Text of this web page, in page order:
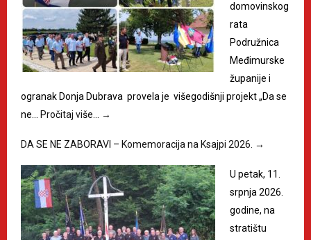
domovinskog
rata
Podružnica
Međimurske
županije i
ogranak Donja Dubrava provela je višegodišnji projekt „Da se
ne…
Pročitaj više… →
DA SE NE ZABORAVI – Komemoracija na Ksajpi 2026. →
U petak, 11.
srpnja 2026.
godine, na
stratištu